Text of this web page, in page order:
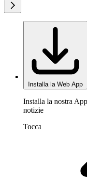
Installa la Web App
Installa la nostra
notizie
Tocca